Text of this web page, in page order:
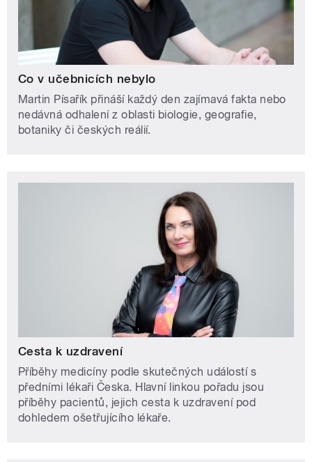
Co v učebnicích nebylo
Martin Písařík přináší každý den zajímavá fakta nebo
nedávná odhalení z oblasti biologie, geografie,
botaniky či českých reálií.
Cesta k uzdravení
Příběhy medicíny podle skutečných událostí s
předními lékaři Česka. Hlavní linkou pořadu jsou
příběhy pacientů, jejich cesta k uzdravení pod
dohledem ošetřujícího lékaře.